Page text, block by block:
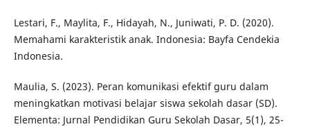
Lestari, F., Maylita, F., Hidayah, N., Juniwati, P. D. (2020).
Memahami karakteristik anak. Indonesia: Bayfa Cendekia
Indonesia.
Maulia, S. (2023). Peran komunikasi efektif guru dalam
meningkatkan motivasi belajar siswa sekolah dasar (SD).
Elementa: Jurnal Pendidikan Guru Sekolah Dasar, 5(1), 25-